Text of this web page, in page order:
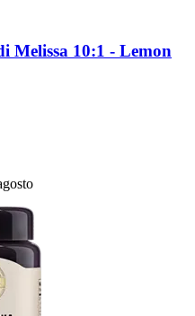
Melissa 10:1 -​ Lemon